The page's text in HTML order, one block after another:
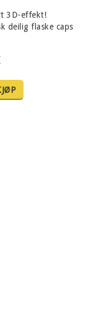
3D-effekt!
deilig flaske caps